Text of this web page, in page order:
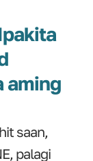
aming
saan,
palagi